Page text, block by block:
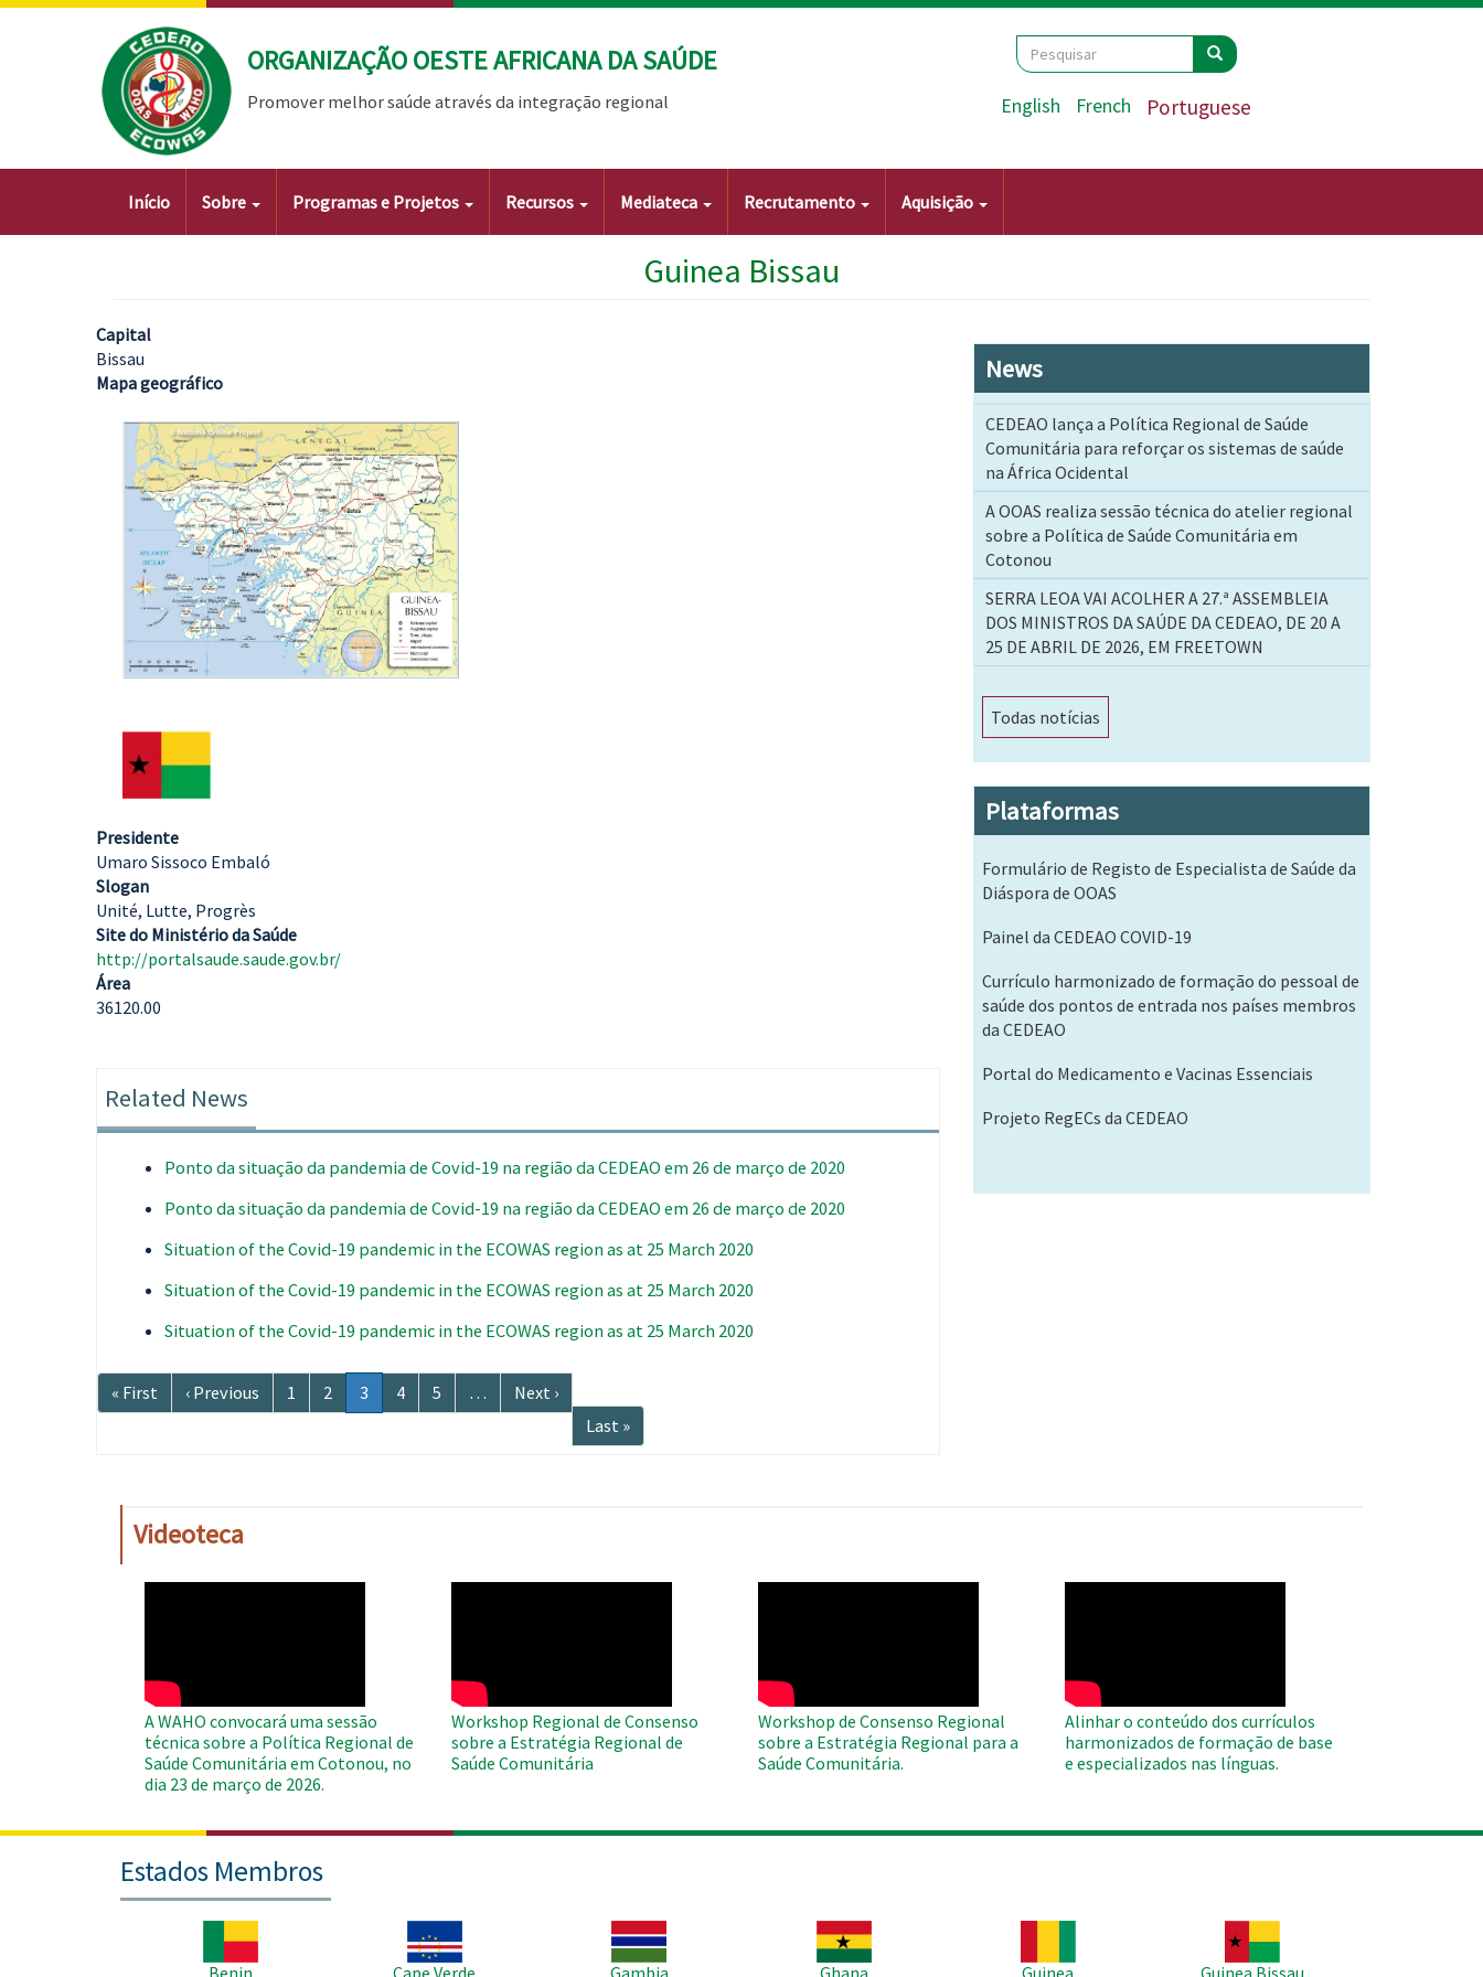
Passar
ORGANIZAÇÃO OESTE AFRICANA DA SAÚDE
Promover melhor saúde através da integração regional
Search
Pesquisar Pesquisar
English French Portuguese
Main
Início Sobre Programas e Projetos Recursos Mediateca Recrutamento Aquisição
Guinea Bissau
Capital
Bissau
Mapa geográfico
Imagem
Presidente
Umaro Sissoco Embaló
Slogan
Unité, Lutte, Progrès
Site do Ministério da Saúde
http://portalsaude.saude.gov.br/
Área
36120.00
Related News
Ponto da situação da pandemia de Covid-19 na região da CEDEAO em 26 de março de 2020
Ponto da situação da pandemia de Covid-19 na região da CEDEAO em 26 de março de 2020
Situation of the Covid-19 pandemic in the ECOWAS region as at 25 March 2020
Situation of the Covid-19 pandemic in the ECOWAS region as at 25 March 2020
Situation of the Covid-19 pandemic in the ECOWAS region as at 25 March 2020
Paginação
Primeira
página
« First
Página
anterior
‹ Previous Página
1 Página
2
Página
atual
3 Página
4 Página
5 …
Próxima
página
Next ›
Última
página
Last »
News
CEDEAO lança a Política Regional de Saúde
Comunitária para reforçar os sistemas de saúde
na África Ocidental
A OOAS realiza sessão técnica do atelier regional
sobre a Política de Saúde Comunitária em
Cotonou
SERRA LEOA VAI ACOLHER A 27.ª ASSEMBLEIA
DOS MINISTROS DA SAÚDE DA CEDEAO, DE 20 A
25 DE ABRIL DE 2026, EM FREETOWN
Todas notícias
Plataformas
Formulário de Registo de Especialista de Saúde da
Diáspora de OOAS
Painel da CEDEAO COVID-19
Currículo harmonizado de formação do pessoal de
saúde dos pontos de entrada nos países membros
da CEDEAO
Portal do Medicamento e Vacinas Essenciais
Projeto RegECs da CEDEAO
Videoteca
A WAHO convocará uma sessão
técnica sobre a Política Regional de
Saúde Comunitária em Cotonou, no
dia 23 de março de 2026.
Workshop Regional de Consenso
sobre a Estratégia Regional de
Saúde Comunitária
Workshop de Consenso Regional
sobre a Estratégia Regional para a
Saúde Comunitária.
Alinhar o conteúdo dos currículos
harmonizados de formação de base
e especializados nas línguas.
Estados Membros
Imagem
Imagem